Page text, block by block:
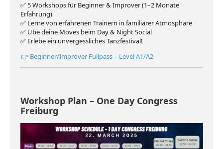
✅ 5 Workshops für Beginner & Improver (1–2 Monate
Erfahrung)
✅ Lerne von erfahrenen Trainern in familiärer Atmosphäre
✅ Übe deine Moves beim Day & Night Social
✅ Erlebe ein unvergessliches Tanzfestival!
👉 Beginner/Improver Fullpass – Level A1/A2
Workshop Plan – One Day Congress
Freiburg